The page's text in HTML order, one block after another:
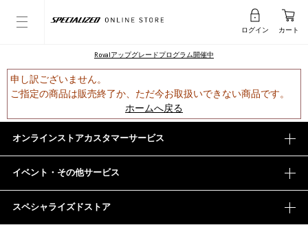
ログイン カート
Rovalアップグレードプログラム開催中
申し訳ございません。
ご指定の商品は販売終了か、ただ今お取扱いできない商品です。
ホームへ戻る
オンラインストアカスタマーサービス
イベント・その他サービス
スペシャライズドストア